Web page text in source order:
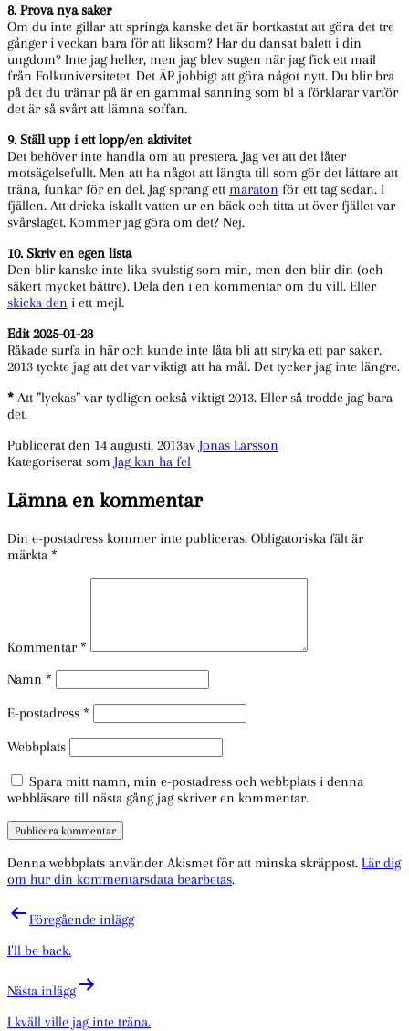
8. Prova nya saker
Om du inte gillar att springa kanske det är bortkastat att göra det tre
gånger i veckan bara för att liksom? Har du dansat balett i din
ungdom? Inte jag heller, men jag blev sugen när jag fick ett mail
från Folkuniversitetet. Det ÄR jobbigt att göra något nytt. Du blir bra
på det du tränar på är en gammal sanning som bl a förklarar varför
det är så svårt att lämna soffan.
9. Ställ upp i ett lopp/en aktivitet
Det behöver inte handla om att prestera. Jag vet att det låter
motsägelsefullt. Men att ha något att längta till som gör det lättare att
träna, funkar för en del. Jag sprang ett maraton för ett tag sedan. I
fjällen. Att dricka iskallt vatten ur en bäck och titta ut över fjället var
svårslaget. Kommer jag göra om det? Nej.
10. Skriv en egen lista
Den blir kanske inte lika svulstig som min, men den blir din (och
säkert mycket bättre). Dela den i en kommentar om du vill. Eller
skicka den i ett mejl.
Edit 2025-01-28
Råkade surfa in här och kunde inte låta bli att stryka ett par saker.
2013 tyckte jag att det var viktigt att ha mål. Det tycker jag inte längre.
* Att ”lyckas” var tydligen också viktigt 2013. Eller så trodde jag bara
det.
Publicerat den 14 augusti, 2013av Jonas Larsson
Kategoriserat som Jag kan ha fel
Lämna en kommentar
Din e-postadress kommer inte publiceras. Obligatoriska fält är
märkta *
Kommentar *
Namn *
E-postadress *
Webbplats
Spara mitt namn, min e-postadress och webbplats i denna
webbläsare till nästa gång jag skriver en kommentar.
Denna webbplats använder Akismet för att minska skräppost. Lär dig
om hur din kommentarsdata bearbetas.
Inläggsnavigering
Föregående inlägg
I’ll be back.
Nästa inlägg
I kväll ville jag inte träna.